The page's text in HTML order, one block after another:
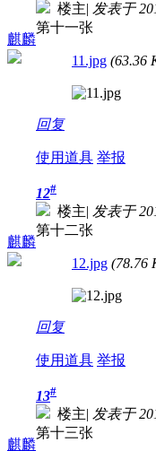
麒麟
楼主| 发表于
第十一张
11.jpg (63.36
回复
使用道具 举报
麒麟
12#
楼主| 发表于
第十二张
12.jpg (78.76
回复
使用道具 举报
麒麟
13#
楼主| 发表于
第十三张